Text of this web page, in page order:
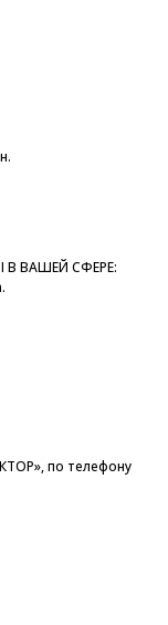
В ВАШЕЙ СФЕРЕ:
по телефону